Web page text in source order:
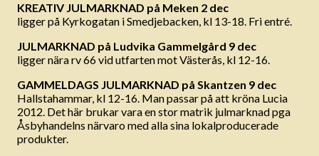
KREATIV JULMARKNAD på Meken 2 dec
ligger på Kyrkogatan i Smedjebacken, kl 13-18. Fri entré.
JULMARKNAD på Ludvika Gammelgård 9 dec
ligger nära rv 66 vid utfarten mot Västerås, kl 12-16.
GAMMELDAGS JULMARKNAD på Skantzen 9 dec
Hallstahammar, kl 12-16. Man passar på att kröna Lucia
2012. Det här brukar vara en stor matrik julmarknad pga
Åsbyhandelns närvaro med alla sina lokalproducerade
produkter.